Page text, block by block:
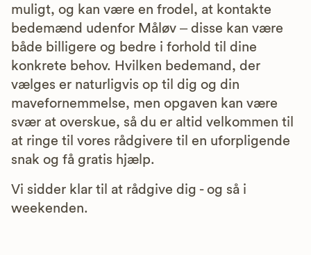
muligt, og kan være en frodel, at kontakte
bedemænd udenfor Måløv – disse kan være
både billigere og bedre i forhold til dine
konkrete behov. Hvilken bedemand, der
vælges er naturligvis op til dig og din
mavefornemmelse, men opgaven kan være
svær at overskue, så du er altid velkommen til
at ringe til vores rådgivere til en uforpligende
snak og få gratis hjælp.
Vi sidder klar til at rådgive dig - og så i
weekenden.